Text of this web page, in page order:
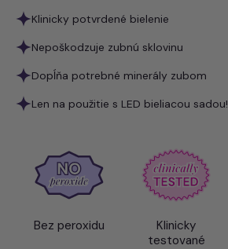
Klinicky potvrdené bielenie
Nepoškodzuje zubnú sklovinu
Dopĺňa potrebné minerály zubom
Len na použitie s LED bieliacou sadou!
Bez peroxidu
Klinicky
testované